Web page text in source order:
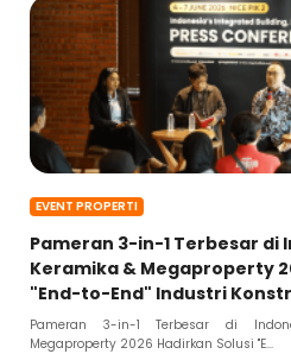
EVENT PROPERTI
Pameran 3-in-1 Terbesar di
Keramika & Megaproperty
"End-to-End" Industri
Pameran 3-in-1 Terbesar di
Megaproperty 2026 Hadirkan Solusi "E...